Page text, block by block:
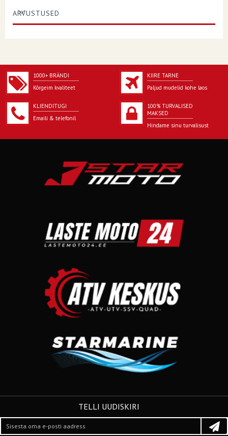
ARVUSTUSED
1000+ BRÄNDI
Kõrgeim kvaliteet
KIIRE TARNE
Paljud mudelid kohe laos
KLIENDITUGI
Emaili & telefonil
100% TURVALISED
MAKSED
Hindame sinu turvalisust
TELLI UUDISKIRI